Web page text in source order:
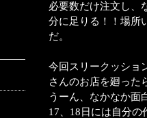
必要数だけ注文し、
分に足りる！！場所
だ。
今回スリークッショ
さんのお店を廻った
うーん、なかなか面
17、18日には自分